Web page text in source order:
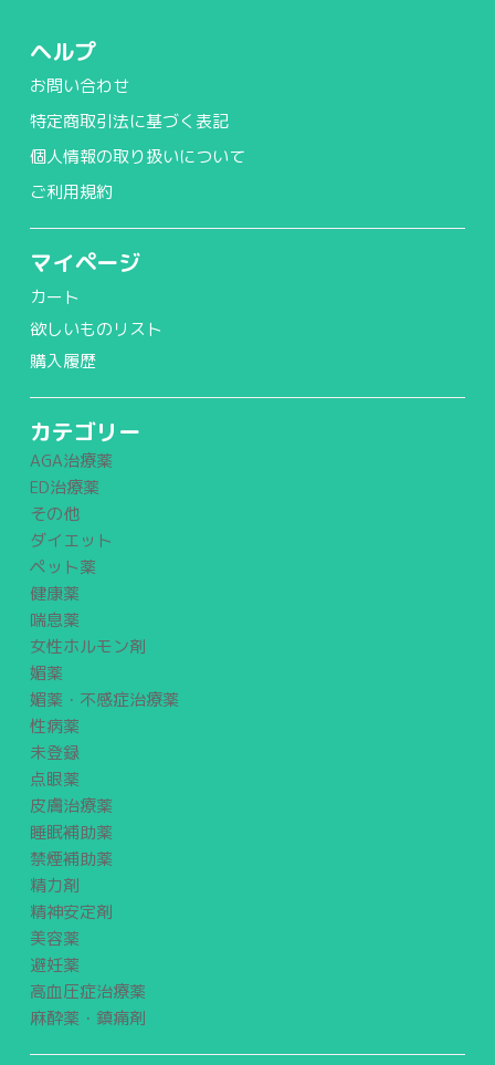
ヘルプ
お問い合わせ
特定商取引法に基づく表記
個人情報の取り扱いについて
ご利用規約
マイページ
カート
欲しいものリスト
購入履歴
カテゴリー
AGA治療薬
ED治療薬
その他
ダイエット
ペット薬
健康薬
喘息薬
女性ホルモン剤
媚薬
媚薬・不感症治療薬
性病薬
未登録
点眼薬
皮膚治療薬
睡眠補助薬
禁煙補助薬
精力剤
精神安定剤
美容薬
避妊薬
高血圧症治療薬
麻酔薬・鎮痛剤